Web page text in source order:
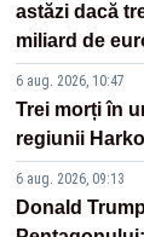
astăzi dacă
miliard de
6 aug. 2026, 10:47
Trei morți în
regiunii
6 aug. 2026, 09:13
Donald